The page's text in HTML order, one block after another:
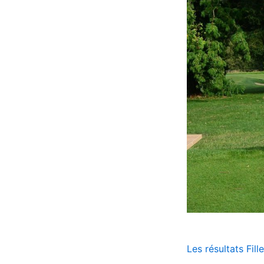
Les résultats